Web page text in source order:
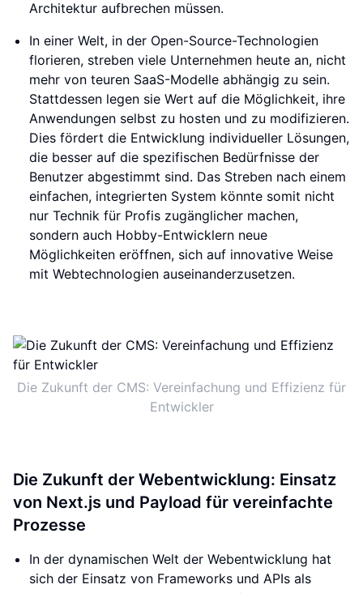
Architektur aufbrechen müssen.
In einer Welt, in der Open-Source-Technologien
florieren, streben viele Unternehmen heute an, nicht
mehr von teuren SaaS-Modelle abhängig zu sein.
Stattdessen legen sie Wert auf die Möglichkeit, ihre
Anwendungen selbst zu hosten und zu modifizieren.
Dies fördert die Entwicklung individueller Lösungen,
die besser auf die spezifischen Bedürfnisse der
Benutzer abgestimmt sind. Das Streben nach einem
einfachen, integrierten System könnte somit nicht
nur Technik für Profis zugänglicher machen,
sondern auch Hobby-Entwicklern neue
Möglichkeiten eröffnen, sich auf innovative Weise
mit Webtechnologien auseinanderzusetzen.
Die Zukunft der CMS: Vereinfachung und Effizienz für
Entwickler
Die Zukunft der Webentwicklung: Einsatz
von Next.js und Payload für vereinfachte
Prozesse
In der dynamischen Welt der Webentwicklung hat
sich der Einsatz von Frameworks und APIs als